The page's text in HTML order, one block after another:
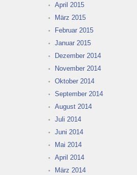
April 2015
März 2015
Februar 2015
Januar 2015
Dezember 2014
November 2014
Oktober 2014
September 2014
August 2014
Juli 2014
Juni 2014
Mai 2014
April 2014
März 2014